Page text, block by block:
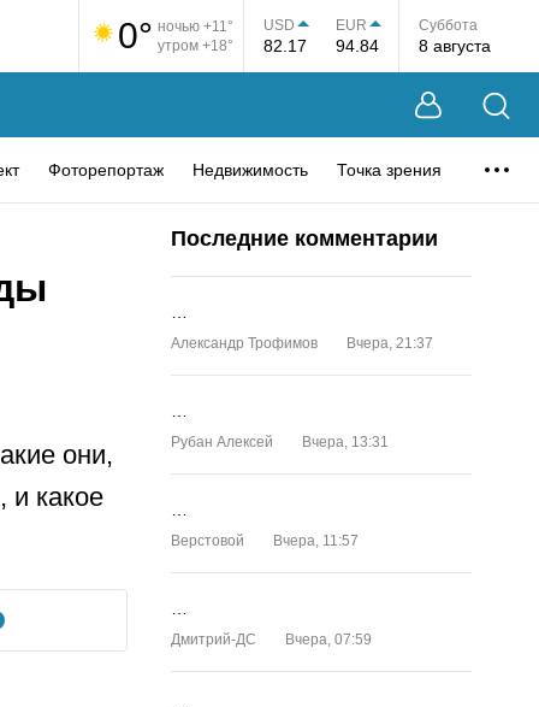
0° ночью +11°
утром +18°
USD
82.17
EUR
94.84
Суббота
8 августа
Фоторепортаж Недвижимость Точка зрения
они,
и какое
Последние комментарии
Александр Трофимов Вчера, 21:37
Рубан Алексей Вчера, 13:31
Верстовой Вчера, 11:57
Дмитрий-ДС Вчера, 07:59